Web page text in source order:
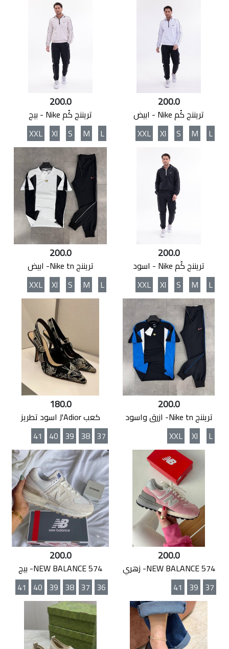
200.0
تريننج كُم Nike - ابيض
L
M
S
Xl
XXL
200.0
تريننج كُم Nike - بيج
L
M
S
Xl
XXL
200.0
تريننج كُم Nike - اسود
L
M
S
Xl
XXL
200.0
تريننج Nike tn- ابيض
L
M
S
Xl
XXL
200.0
تريننج Nike tn- ازرق واسود
L
Xl
XXL
180.0
كعب J'Adior اسود تطريز
37
38
39
40
41
200.0
NEW BALANCE 574- زهري
37
39
41
200.0
NEW BALANCE 574- بيج
36
37
38
39
40
41